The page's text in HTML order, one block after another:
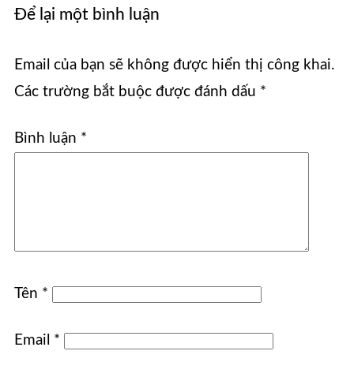
Để lại một bình luận
Email của bạn sẽ không được hiển thị công khai.
Các trường bắt buộc được đánh dấu *
Bình luận *
Tên *
Email *